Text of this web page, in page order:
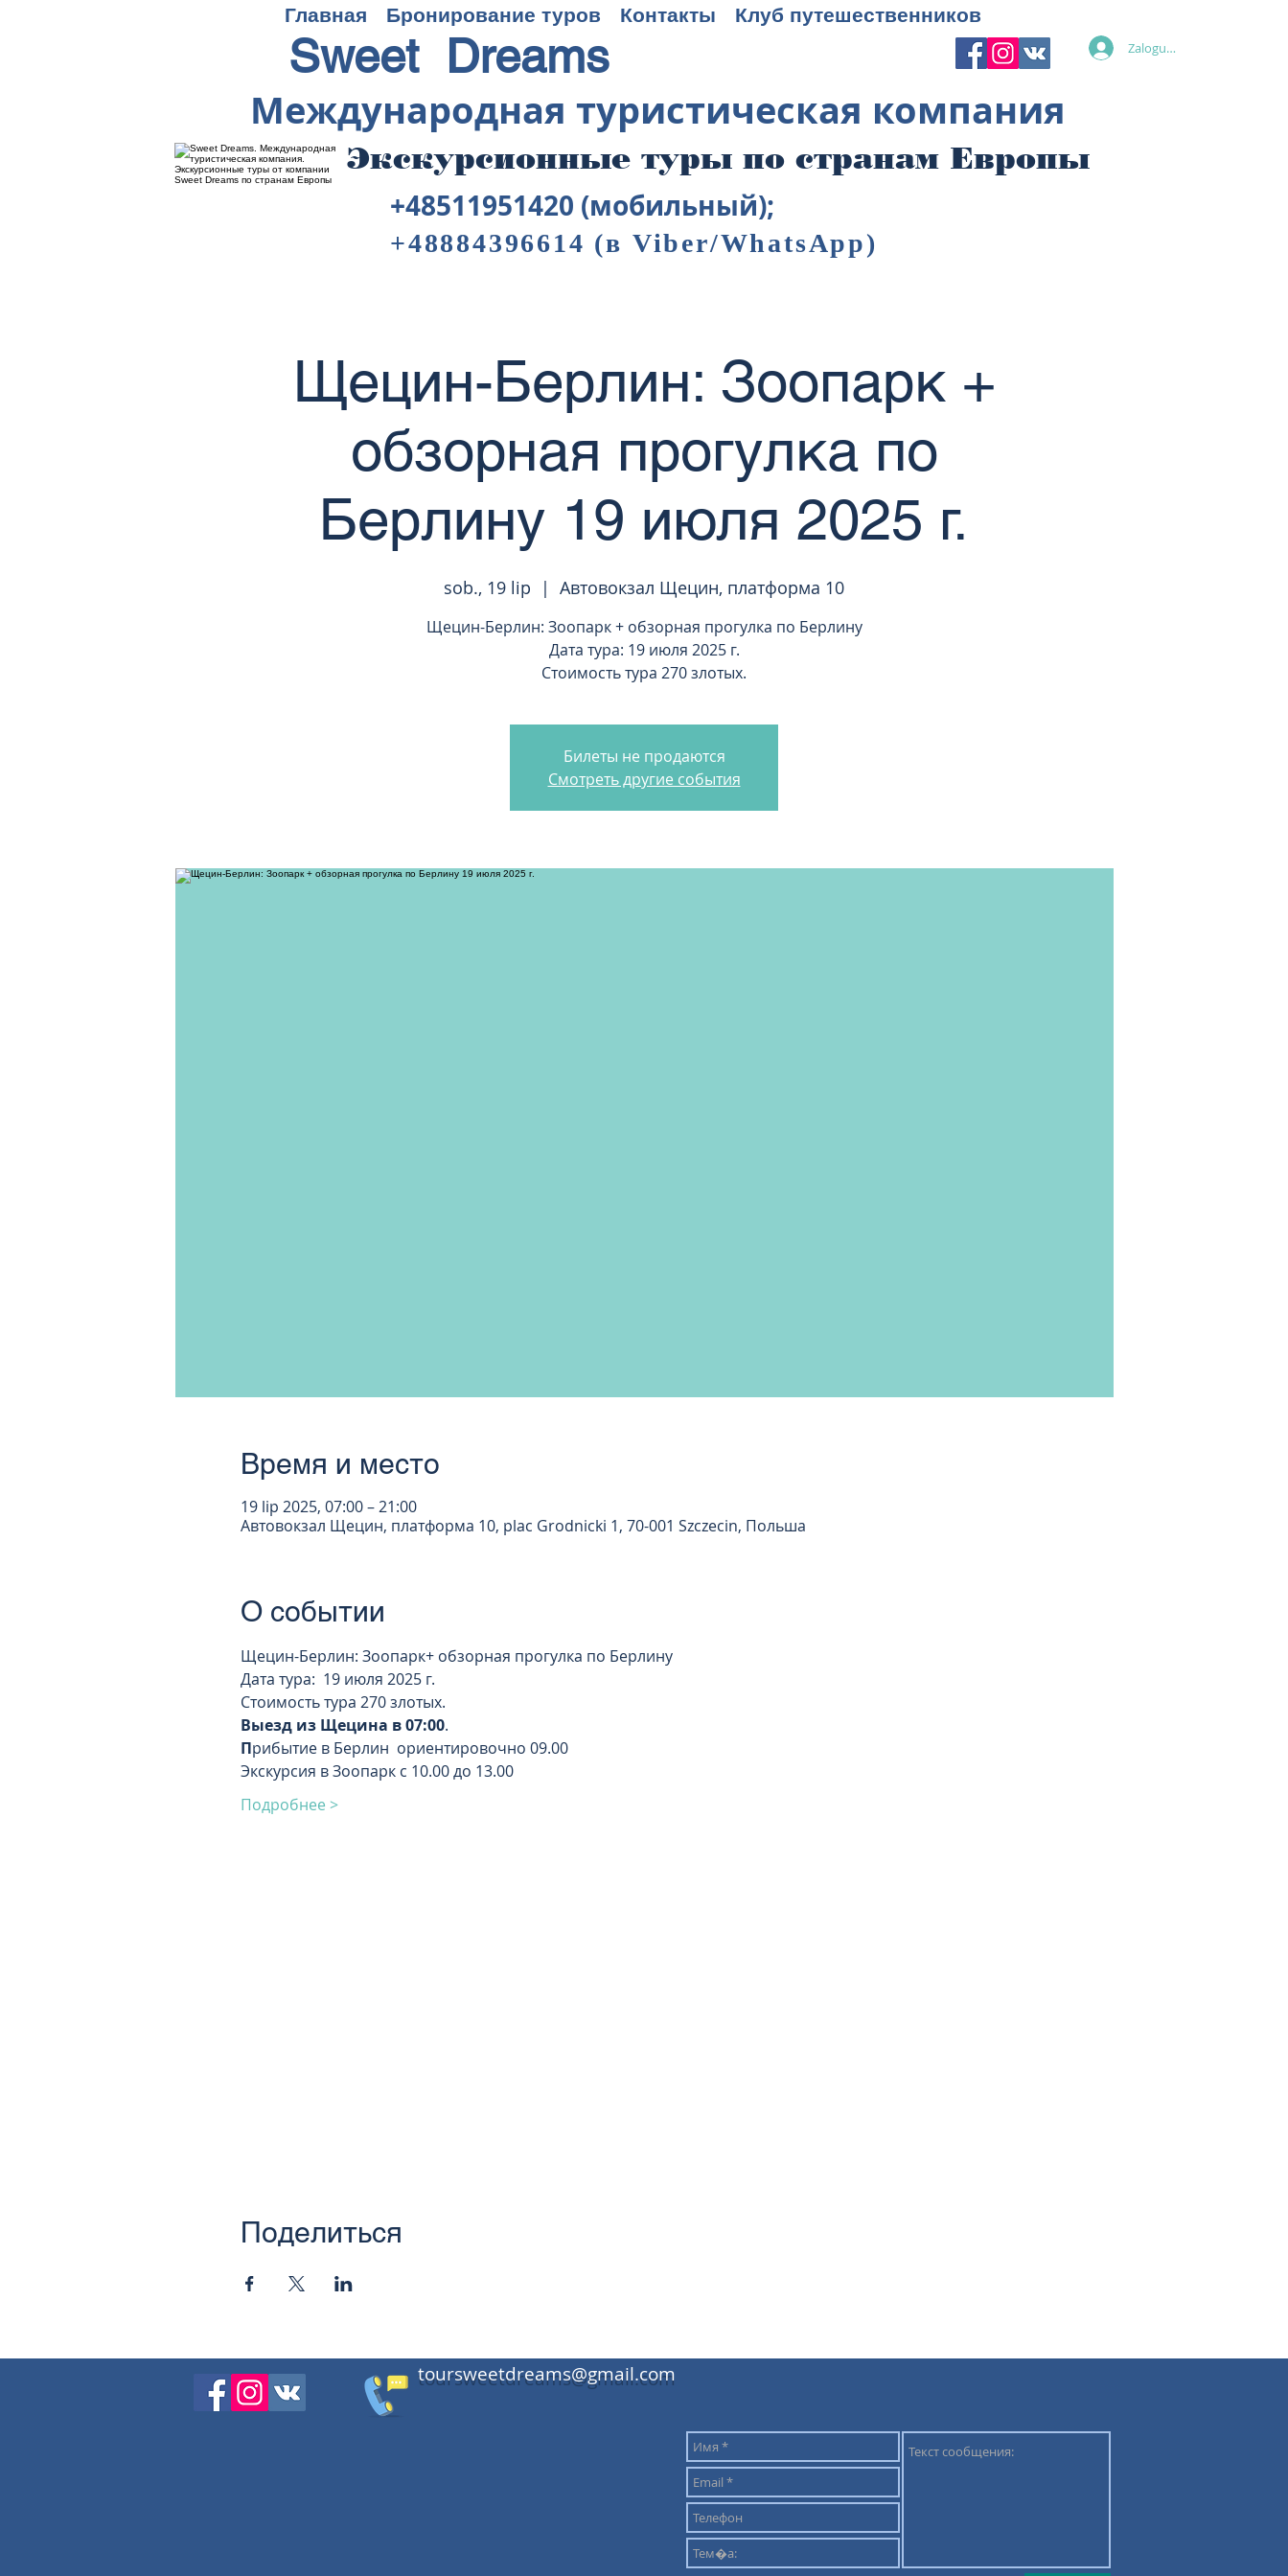
Главная Бронирование туров Контакты Клуб путешественников
Sweet Dreams Zaloguj się
Международная туристическая компания
+48511951420 (мобильный);
+48884396614 (в Viber/WhatsApp)
Экскурсионные туры по странам Европы
Щецин-Берлин: Зоопарк +
обзорная прогулка по
Берлину 19 июля 2025 г.
sob., 19 lip
  |
Автовокзал Щецин, платформа 10
Щецин-Берлин: Зоопарк + обзорная прогулка по Берлину
Дата тура: 19 июля 2025 г.
Стоимость тура 270 злотых.
Билеты не продаются
Смотреть другие события
Время и место
19 lip 2025, 07:00 – 21:00
Автовокзал Щецин, платформа 10, plac Grodnicki 1, 70-001 Szczecin, Польша
О событии
Щецин-Берлин: Зоопарк+ обзорная прогулка по Берлину
Дата тура:  19 июля 2025 г.
Стоимость тура 270 злотых.
Выезд из Щецина в 07:00.
Прибытие в Берлин  ориентировочно 09.00
Экскурсия в Зоопарк с 10.00 до 13.00
Подробнее >
Поделиться
toursweetdreams@gmail.com